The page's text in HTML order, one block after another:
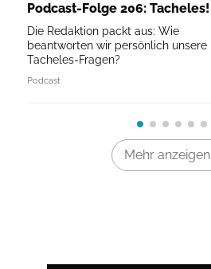
Podcast-Folge 206: Tacheles!
Die Redaktion packt aus: Wie
beantworten wir persönlich unsere
Tacheles-Fragen?
Podcast
Mehr anzeigen